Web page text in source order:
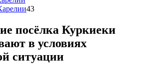
43
посёлка Куркиеки
в условиях
ситуации